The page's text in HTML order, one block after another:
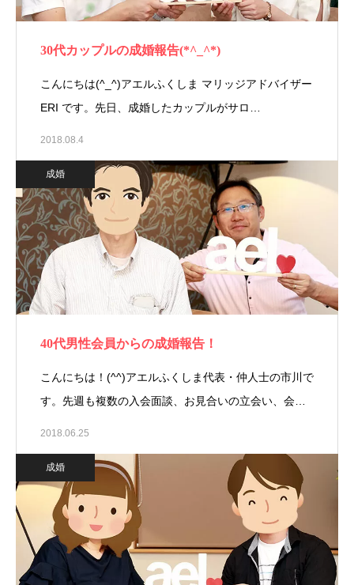
30代カップルの成婚報告(*^_^*)
こんにちは(^_^)アエルふくしま マリッジアドバイザー
ERI です。先日、成婚したカップルがサロ…
2018.08.4
成婚
40代男性会員からの成婚報告！
こんにちは！(^^)アエルふくしま代表・仲人士の市川で
す。先週も複数の入会面談、お見合いの立会い、会…
2018.06.25
成婚